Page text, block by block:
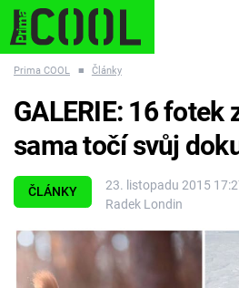
ESCAPE PLNEJ KOTEL
Témata
Prima COOL ■ Články
ČLÁNKY
23. listopadu 2015
Radek Londin
GALERIE: 16 fotek
sama točí svůj